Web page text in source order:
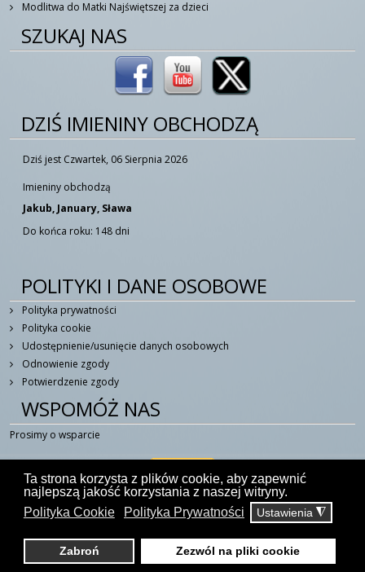
Ta strona korzysta z plików cookie, aby zapewnić
najlepszą jakość korzystania z naszej witryny.
Polityka Cookie
Polityka Prywatności Ustawienia ◮
Zabroń Zezwól na pliki cookie
Modlitwa do Matki Najświętszej za dzieci
SZUKAJ NAS
DZIŚ IMIENINY OBCHODZĄ
Dziś jest Czwartek, 06 Sierpnia 2026
Imieniny obchodzą
Jakub, January, Sława
Do końca roku: 148 dni
POLITYKI I DANE OSOBOWE
Polityka prywatności
Polityka cookie
Udostępnienie/usunięcie danych osobowych
Odnowienie zgody
Potwierdzenie zgody
WSPOMÓŻ NAS
Prosimy o wsparcie
© 2014 - 2026 W Duchu Świętym - Portal Katolicki
kontakt@wduchuswietym.com